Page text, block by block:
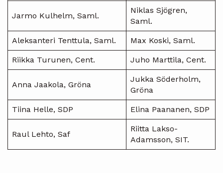
Jarmo Kulhelm, Saml.
Niklas Sjögren,
Saml.
Aleksanteri Tenttula, Saml. Max Koski, Saml.
Riikka Turunen, Cent. Juho Marttila, Cent.
Anna Jaakola, Gröna
Jukka Söderholm,
Gröna
Tiina Helle, SDP Elina Paananen, SDP
Raul Lehto, Saf
Riitta Lakso-
Adamsson, SIT.